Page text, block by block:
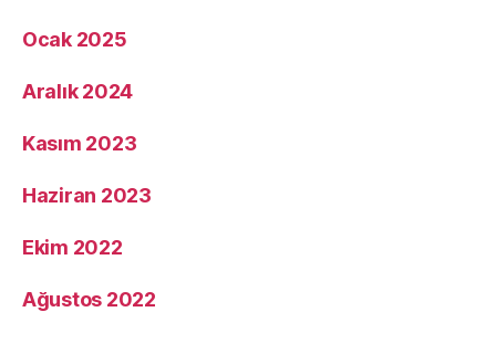
Ocak 2025
Aralık 2024
Kasım 2023
Haziran 2023
Ekim 2022
Ağustos 2022